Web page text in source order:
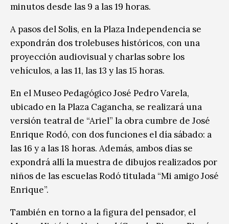
minutos desde las 9 a las 19 horas.
A pasos del Solis, en la Plaza Independencia se
expondrán dos trolebuses históricos, con una
proyección audiovisual y charlas sobre los
vehículos, a las 11, las 13 y las 15 horas.
En el Museo Pedagógico José Pedro Varela,
ubicado en la Plaza Cagancha, se realizará una
versión teatral de “Ariel” la obra cumbre de José
Enrique Rodó, con dos funciones el día sábado: a
las 16 y a las 18 horas. Además, ambos días se
expondrá allí la muestra de dibujos realizados por
niños de las escuelas Rodó titulada “Mi amigo José
Enrique”.
También en torno a la figura del pensador, el